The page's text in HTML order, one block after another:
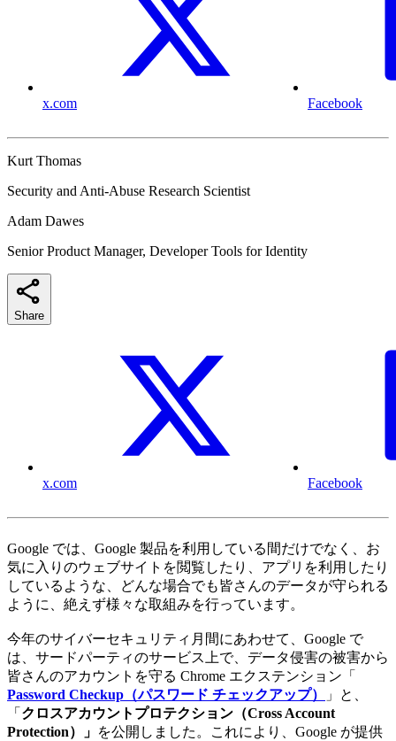
x.com Facebook
Kurt Thomas
Security and Anti-Abuse Research Scientist
Adam Dawes
Senior Product Manager, Developer Tools for Identity
Share
x.com Facebook
Google では、Google 製品を利用している間だけでなく、お
気に入りのウェブサイトを閲覧したり、アプリを利用したり
しているような、どんな場合でも皆さんのデータが守られる
ように、絶えず様々な取組みを行っています。
今年のサイバーセキュリティ月間にあわせて、Google で
は、サードパーティのサービス上で、データ侵害の被害から
皆さんのアカウントを守る Chrome エクステンション「
Password Checkup（パスワード チェックアップ）
」と、
「 クロスアカウントプロテクション（Cross Account
Protection）」 を公開しました。これにより、Google が提供